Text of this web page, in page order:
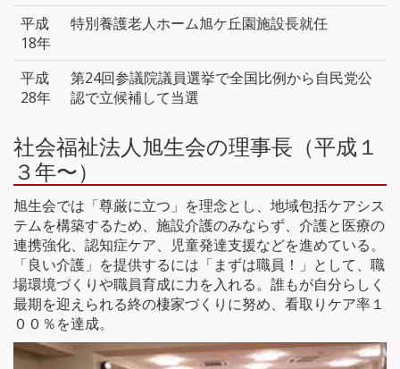
平成
18年
特別養護老人ホーム旭ケ丘園施設長就任
平成
28年
第24回参議院議員選挙で全国比例から自民党公
認で立候補して当選
社会福祉法人旭生会の理事長（平成１
３年〜）
旭生会では「尊厳に立つ」を理念とし、地域包括ケアシス
テムを構築するため、施設介護のみならず、介護と医療の
連携強化、認知症ケア、児童発達支援などを進めている。
「良い介護」を提供するには「まずは職員！」として、職
場環境づくりや職員育成に力を入れる。誰もが自分らしく
最期を迎えられる終の棲家づくりに努め、看取りケア率１
００％を達成。